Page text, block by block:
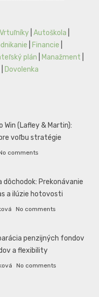
Vrtuľníky Autoškola
Financie
plán Manažment
Dovolenka
Win (Lafley & Martin):
voľbu stratégie
comments
dôchodok: Prekonávanie
a ilúzie hotovosti
No comments
penzijných fondov
a flexibility
No comments